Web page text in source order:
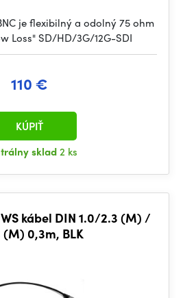
je flexibilný a odolný 75 ohm
Loss" SD/HD/3G/12G-SDI
110 €
sklad2 ks
KÚPIŤ
kábel DIN 1.0/2.3 (M) /
(M) 0,3m, BLK